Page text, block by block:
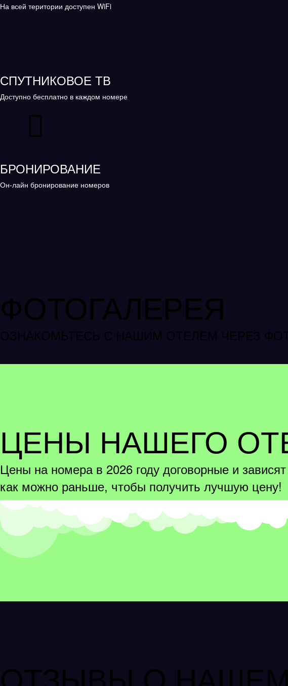
На всей територии доступен WiFi
СПУТНИКОВОЕ ТВ
Доступно бесплатно в каждом номере
БРОНИРОВАНИЕ
Он-лайн бронирование номеров
ФОТОГАЛЕРЕЯ
ОЗНАКОМЬТЕСЬ С НАШИМ ОТЕЛЕМ ЧЕРЕЗ
ЦЕНЫ НАШЕГО
Цены на номера в 2026 году договорные и
как можно раньше, чтобы получить лучшую цену!